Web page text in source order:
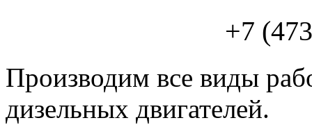
+7
Производим все виды
дизельных двигателей.